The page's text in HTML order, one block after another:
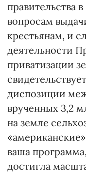
правительства
вопросам
крестьянам, и
деятельности
приватизации
диспозиции
врученных 3,2
на земле
ваша
достигла